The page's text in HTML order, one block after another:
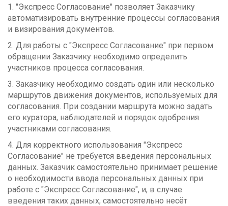
1. "Экспресс Согласование" позволяет Заказчику
автоматизировать внутренние процессы согласования
и визирования документов.
2. Для работы с "Экспресс Согласование" при первом
обращении Заказчику необходимо определить
участников процесса согласования.
3. Заказчику необходимо создать один или несколько
маршрутов движения документов, используемых для
согласования. При создании маршрута можно задать
его куратора, наблюдателей и порядок одобрения
участниками согласования.
4. Для корректного использования "Экспресс
Согласование" не требуется введения персональных
данных. Заказчик самостоятельно принимает решение
о необходимости ввода персональных данных при
работе с "Экспресс Согласование", и, в случае
введения таких данных, самостоятельно несёт